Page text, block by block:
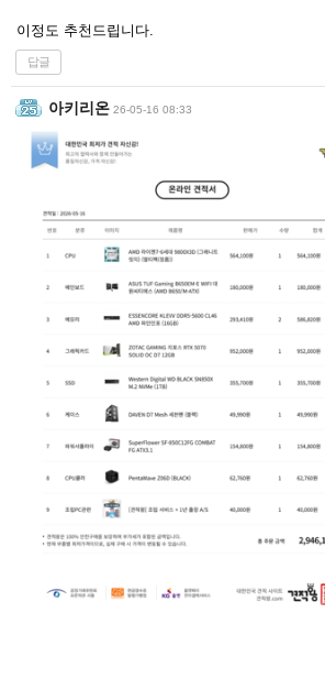
이정도 추천드립니다.
답글
아키리온 26-05-16 08:33